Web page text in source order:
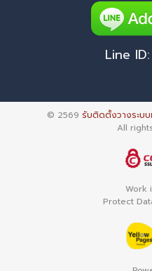
Line ID:
© 2569 รับติดตั้งวางระบ
All
Work
Protect